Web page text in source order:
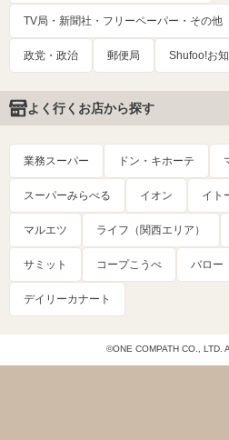
TV局・新聞社・フリーペーパー・その他
政党・政治 郵便局 Shufoo!お
よく行くお店から探す
業務スーパー ドン・キホーテ
スーパーみらべる イオン イト
マルエツ ライフ（関西エリア）
サミット コープこうべ バロー
デイリーカナート
©ONE COMPATH CO., LTD.